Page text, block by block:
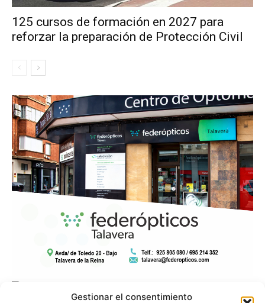
Gestionar el consentimiento
125 cursos de formación en 2027 para
reforzar la preparación de Protección Civil